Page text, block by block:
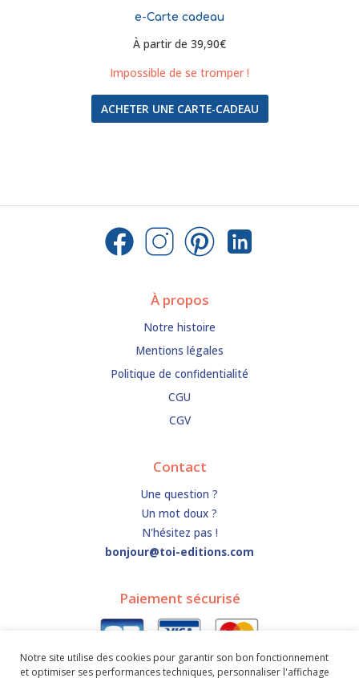
e-Carte cadeau
À partir de 39,90€
Impossible de se tromper !
ACHETER UNE CARTE-CADEAU
À propos
Notre histoire
Mentions légales
Politique de confidentialité
CGU
CGV
Contact
Une question ?
Un mot doux ?
N'hésitez pas !
bonjour@toi-editions.com
Paiement sécurisé
Notre site utilise des cookies pour garantir son bon fonctionnement
et optimiser ses performances techniques, personnaliser l'affichage